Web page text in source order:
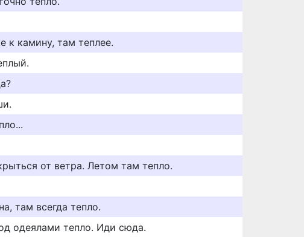
к камину, там теплее.
от ветра. Летом там тепло.
там всегда тепло.
одеялами тепло. Иди сюда.